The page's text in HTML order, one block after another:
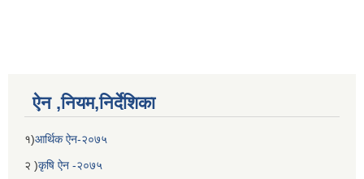
ऐन ,नियम,निर्देशिका
१)आर्थिक ऐन-२०७५
२ )कृषि ऐन -२०७५